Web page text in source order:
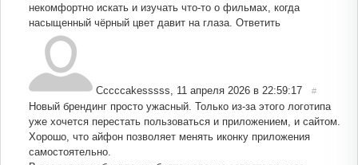
некомфортно искать и изучать что-то о фильмах, когда
насыщенный чёрный цвет давит на глаза. Ответить
Cccccakesssss, 11 апреля 2026 в 22:59:17 #
Новый брендинг просто ужасный. Только из-за этого логотипа
уже хочется перестать пользоваться и приложением, и сайтом.
Хорошо, что айфон позволяет менять иконку приложения
самостоятельно.